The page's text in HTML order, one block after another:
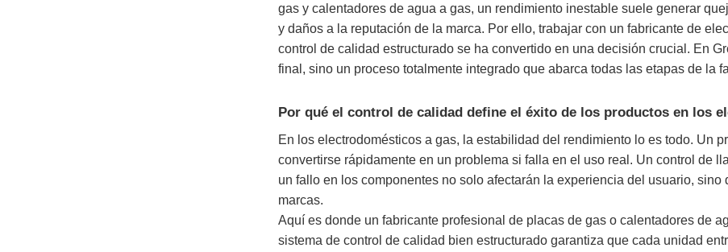
gas y calentadores de agua a gas, un rendimiento inestable suele generar
y daños a la reputación de la marca. Por ello, trabajar con un fabricante de
control de calidad estructurado se ha convertido en una decisión crucial. En
final, sino un proceso totalmente integrado que abarca todas las etapas de la
Por qué el control de calidad define el éxito de los productos en los
En los electrodomésticos a gas, la estabilidad del rendimiento lo es todo. Un
convertirse rápidamente en un problema si falla en el uso real. Un control de
un fallo en los componentes no solo afectarán la experiencia del usuario,
marcas.
Aquí es donde un fabricante profesional de placas de gas o calentadores de
sistema de control de calidad bien estructurado garantiza que cada unidad